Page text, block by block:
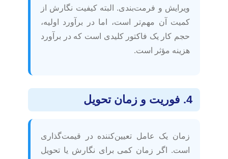
ویرایش و فرمت‌بندی. البته کیفیت نگارش از
کمیت آن مهم‌تر است، اما در برآورد اولیه،
حجم کار یک فاکتور کلیدی است که در برآورد
هزینه مؤثر است.
4. فوریت و زمان تحویل
زمان یک عامل تعیین‌کننده در قیمت‌گذاری
است. اگر زمان کمی برای نگارش یا تحویل